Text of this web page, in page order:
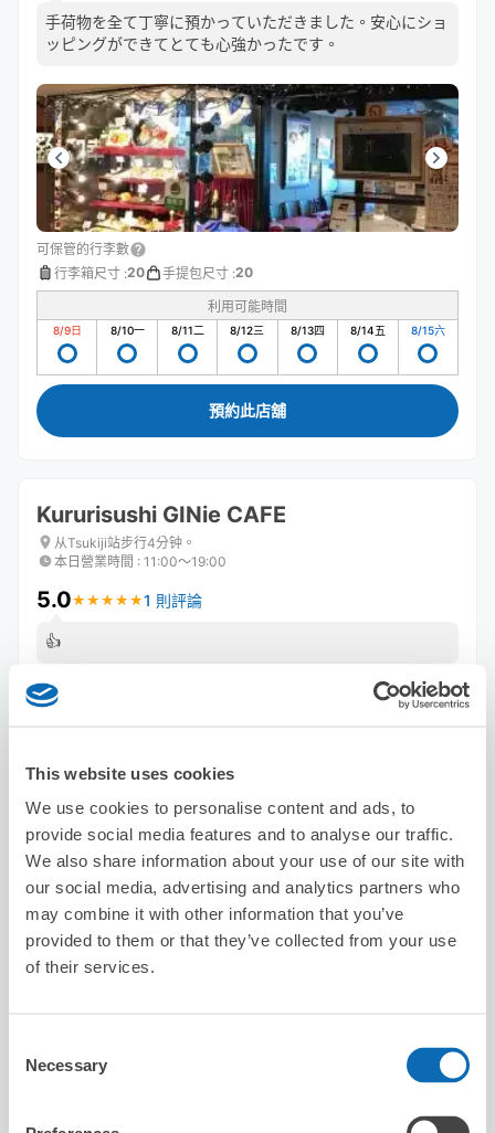
This website uses cookies
We use cookies to personalise content and ads, to
provide social media features and to analyse our traffic.
We also share information about your use of our site with
our social media, advertising and analytics partners who
may combine it with other information that you’ve
provided to them or that they’ve collected from your use
of their services.
Selection
Necessary
手荷物を全て丁寧に預かっていただきました。安心にショ
ッピングができてとても心強かったです。
可保管的行李數
行李箱尺寸 :20 手提包尺寸 :20
利用可能時間
8/9日 8/10一 8/11二 8/12三 8/13四 8/14五 8/15六
預約此店舖
Kururisushi GINie CAFE
从Tsukiji站步行4分钟。
本日營業時間 : 11:00〜19:00
5.0★ ★ ★ ★ ★
★ ★ ★ ★ ★1 則評論
👍
行李箱尺寸:6 手提包尺寸: 8
利用可能時間
8/9 8/14